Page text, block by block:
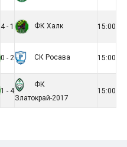
4 - 1 ФК Халк 15:00
0 - 2 СК Росава 15:00
1 - 4
ФК
Златокрай-2017
15:00